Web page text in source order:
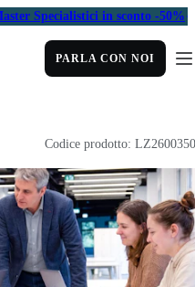
Specialistici in sconto -50%
PARLA CON NOI
Codice prodotto: